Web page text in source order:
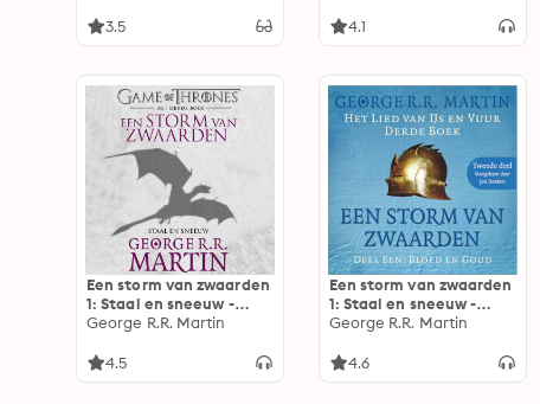
3.5 4.1
Een storm van zwaarden
1: Staal en sneeuw -
Eerste deel: Het lied van
George R.R. Martin
4.5
Een storm van zwaarden
1: Staal en sneeuw -
Tweede deel: Het lied
George R.R. Martin
4.6